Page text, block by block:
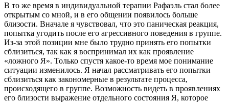
В то же время в индивидуальной терапии Рафаэль стал более
открытым со мной, и в его общении появилось больше
близости. Вначале я чувствовал, что это паническая реакция,
попытка угодить после его агрессивного поведения в группе.
Из-за этой позиции мне было трудно принять его попытки
сблизиться, так как я воспринимал их как проявление
«ложного Я». Только спустя какое-то время мое понимание
ситуации изменилось. Я начал рассматривать его попытки
сблизиться как закономерные в результате процесса,
происходящего в группе. Возможность видеть в проявлениях
его близости выражение отдельного состояния Я, которое